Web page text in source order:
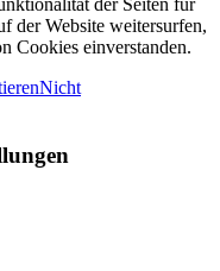
der Seiten für
der Website weitersurfen,
Cookies einverstanden.
Nicht